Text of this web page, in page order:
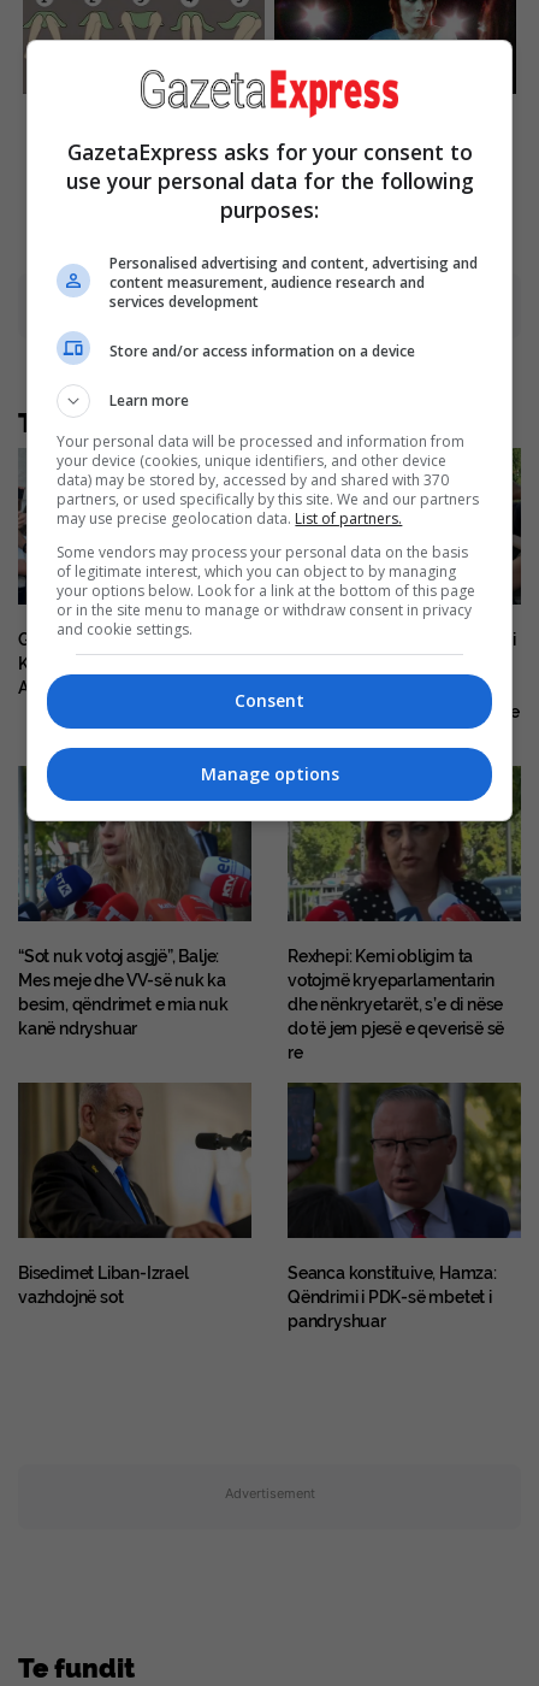
The Way You Sit Could
Personality
Brainberries
These Photos Make Us
Brainberries
Advertisement
Të tjera nga rubrika
Gjocaj proteston para
Kuvendit: Lidheni vendin me
Amerikën
Abdixhiku: Ka afrime, por kemi
demokratike, ata që po na
kritikojnë, po kërkojnë zgjedhje
“Sot nuk votoj asgjë”, Balje:
Mes meje dhe VV-së nuk ka
besim, qëndrimet e mia nuk
kanë ndryshuar
Rexhepi: Kemi obligim ta
votojmë kryeparlamentarin
dhe nënkryetarët, s’e di nëse
do të jem pjesë e qeverisë së
re
Bisedimet Liban-Izrael
vazhdojnë sot
Seanca konstituive, Hamza:
Qëndrimi i PDK-së mbetet i
pandryshuar
Advertisement
Te fundit
GazetaExpress asks for your consent to
use your personal data for the following
purposes:
Personalised advertising and content, advertising and
content measurement, audience research and
services development
Store and/or access information on a device
Learn more
Your personal data will be processed and information from
your device (cookies, unique identifiers, and other device
data) may be stored by, accessed by and shared with 370
partners, or used specifically by this site. We and our partners
may use precise geolocation data. List of partners.
Some vendors may process your personal data on the basis
of legitimate interest, which you can object to by managing
your options below. Look for a link at the bottom of this page
or in the site menu to manage or withdraw consent in privacy
and cookie settings.
Consent
Manage options